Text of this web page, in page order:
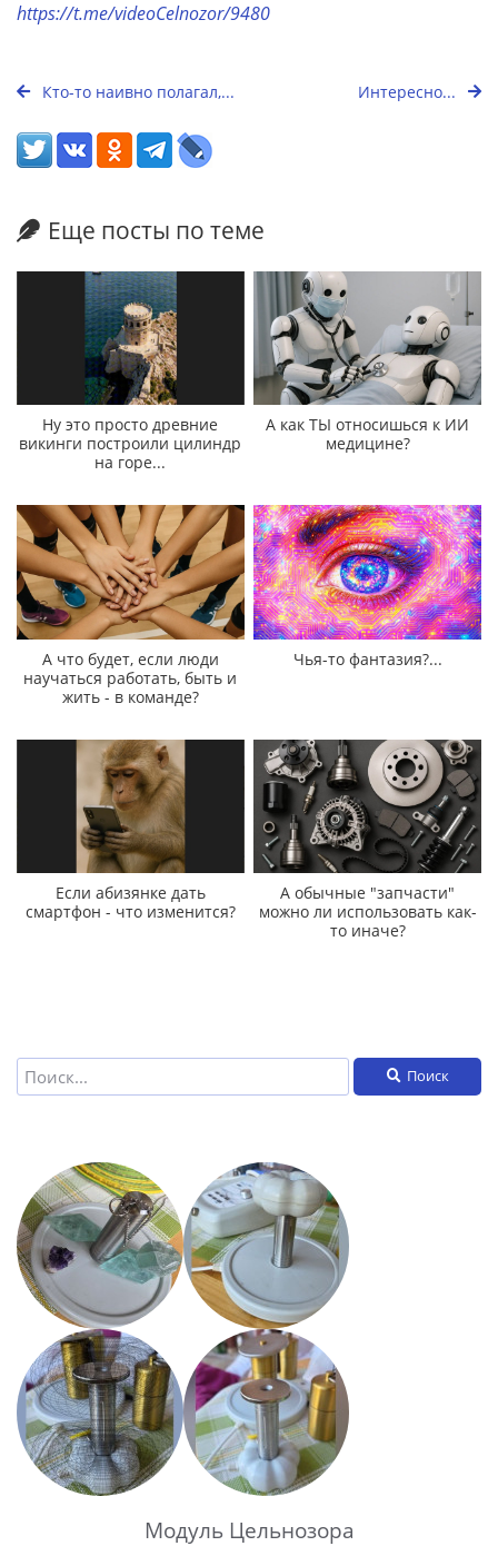
https://t.me/videoCelnozor/9480
Кто-то наивно полагал,... Интересно...
Еще посты по теме
Ну это просто древние
викинги построили цилиндр
на горе...
А как ТЫ относишься к ИИ
медицине?
А что будет, если люди
научаться работать, быть и
жить - в команде?
Чья-то фантазия?...
Если абизянке дать
смартфон - что изменится?
А обычные "запчасти"
можно ли использовать как-
то иначе?
Поиск
Модуль Цельнозора